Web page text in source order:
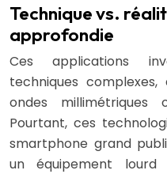
Technique vs.
approfondie
Ces applications
techniques
ondes millimétriques
Pourtant, ces
smartphone grand
un équipement lourd